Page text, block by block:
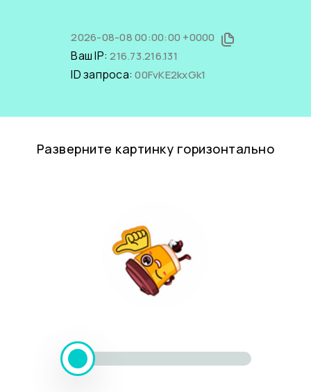
2026-08-08 00:00:00 +0000
Ваш IP:216.73.216.131
ID запроса:00FvKE2kxGk1
Разверните картинку горизонтально